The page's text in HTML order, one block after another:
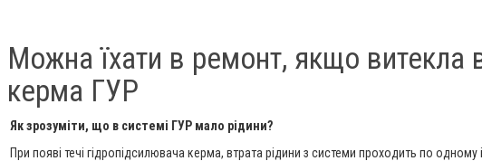
Можна їхати в ремонт, якщо витекла
керма ГУР
Як зрозуміти, що в системі ГУР мало рідини?
При появі течі гідропідсилювача керма, втрата рідини з системи проходить по одному